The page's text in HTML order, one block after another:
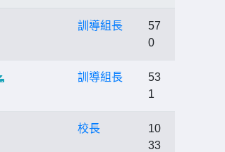
訓導組長
57
0
訓導組長
53
1
校長
10
33